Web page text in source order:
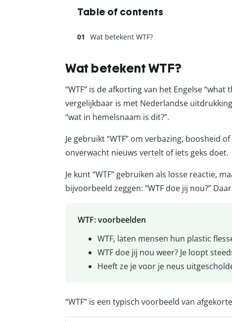
Table of contents
Wat betekent WTF?
Wat betekent WTF?
“WTF” is de afkorting van het Engelse
vergelijkbaar is met Nederlandse
“wat in hemelsnaam is dit?”.
Je gebruikt “WTF” om verbazing, boosheid
onverwacht nieuws vertelt of iets geks doet.
Je kunt “WTF” gebruiken als losse reactie,
bijvoorbeeld zeggen: “WTF doe jij nou?”
WTF: voorbeelden
WTF, laten mensen hun plastic
WTF doe jij nou weer? Je loopt
Heeft ze je voor je neus
“WTF” is een typisch voorbeeld van